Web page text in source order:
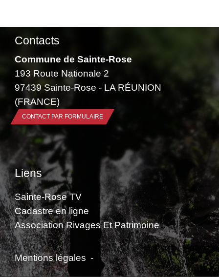
Contacts
Commune de Sainte-Rose
193 Route Nationale 2
97439 Sainte-Rose - LA RÉUNION
(FRANCE)
CONTACT PAR FORMULAIRE
Liens
Sainte-Rose TV
Cadastre en ligne
Association Rivages Et Patrimoine
Mentions légales -